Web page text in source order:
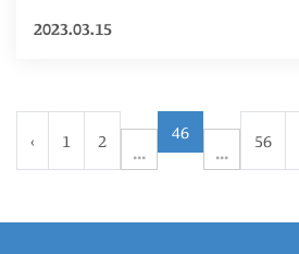
2023.03.15
‹ 1 2 46 56